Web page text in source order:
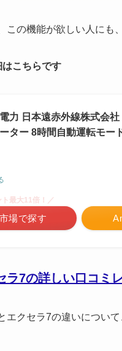
この機能が欲しい人にも
こちらです
力 日本遠赤外線株式会
ター 8時間自動運転モー
ト最大11倍！／
場で探す
ラ7の詳しい口コミ
エクセラ7の違いについて